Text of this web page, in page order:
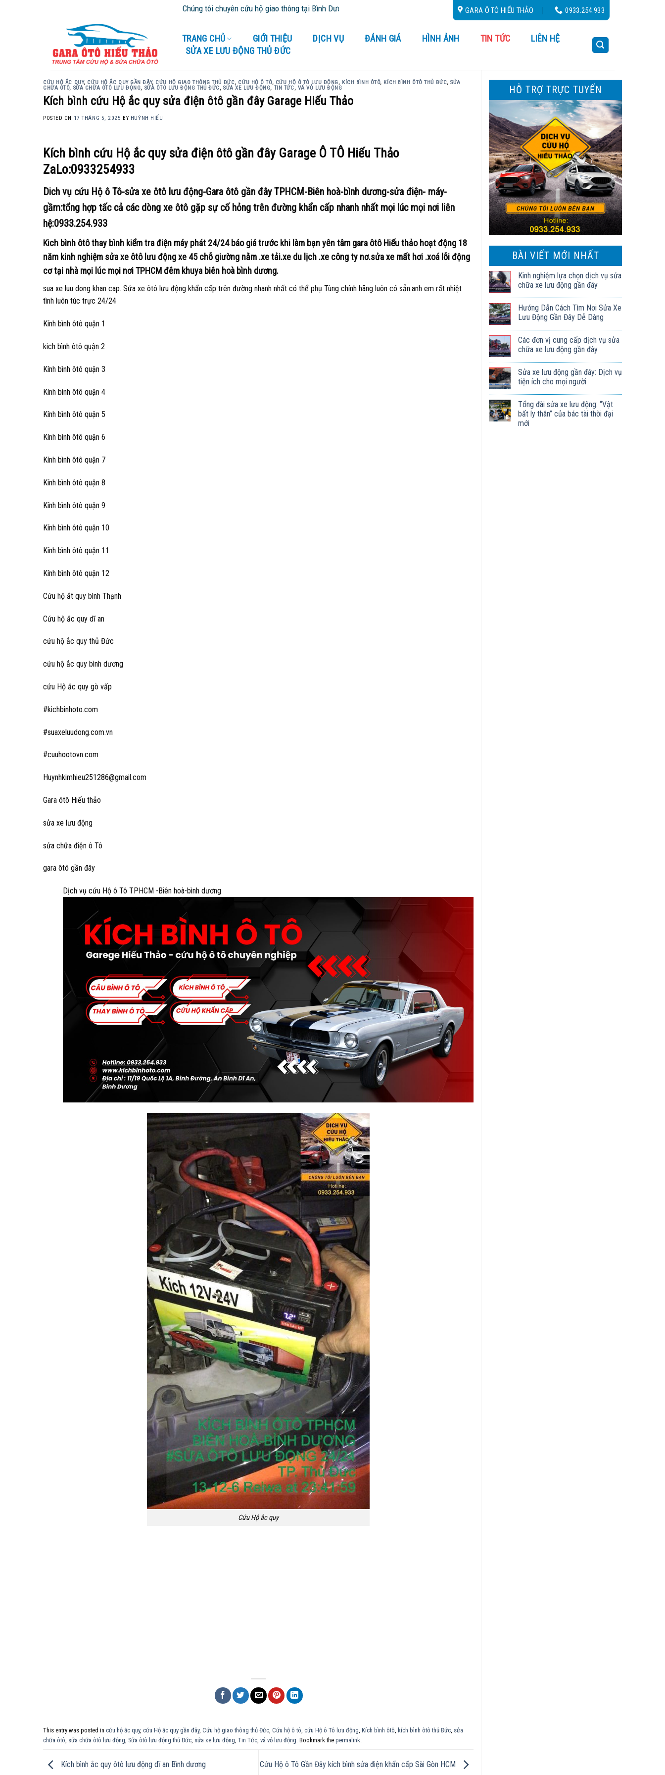
Chúng tôi chuyên cứu hộ giao thông tại Bình Dương và tỉnh thành lân cận - Cứu Hộ 24/24 GARA Ô TÔ HIẾU THẢO 0933.254.933
TRANG CHỦ GIỚI THIỆU DỊCH VỤ ĐÁNH GIÁ HÌNH ẢNH TIN TỨC
LIÊN HỆ
SỬA XE LƯU ĐỘNG THỦ ĐỨC
CỨU HỘ ẮC QUY, CỨU HỘ ẮC QUY GẦN ĐÂY, CỨU HỘ GIAO THÔNG THỦ ĐỨC, CỨU HỘ Ô TÔ, CỨU HỘ Ô TÔ LƯU ĐỘNG, KÍCH BÌNH ÔTÔ, KÍCH BÌNH ÔTÔ THỦ ĐỨC,SỬA
CHỮA ÔTÔ, SỬA CHỮA ÔTÔ LƯU ĐỘNG, SỬA ÔTÔ LƯU ĐỘNG THỦ ĐỨC,SỬA XE LƯU ĐỘNG, TIN TỨC, VÁ VỎ LƯU ĐỘNG
Kích bình cứu Hộ ắc quy sửa điện ôtô gần đây Garage Hiếu Thảo
POSTED ON 17 THÁNG 5, 2025 BY HUỲNH HIẾU
Kích bình cứu Hộ ắc quy sửa điện ôtô gần đây Garage Ô TÔ Hiếu Thảo
ZaLo:0933254933
Dich vụ cứu Hộ ô Tô-sửa xe ôtô lưu động-Gara ôtô gần đây TPHCM-Biên hoà-bình dương-sửa điện- máy-
gầm:tổng hợp tấc cả các dòng xe ôtô gặp sự cố hỏng trên đường khẩn cấp nhanh nhất mọi lúc mọi nơi liên
hệ:0933.254.933
Kich bình ôtô thay bình kiểm tra điện máy phát 24/24 báo giá trước khi làm bạn yên tâm gara ôtô Hiếu thảo hoạt động 18
năm kinh nghiệm sửa xe ôtô lưu động xe 45 chỗ giường nằm .xe tải.xe du lịch .xe công ty nơ.sửa xe mất hơi .xoá lỗi động
cơ tại nhà mọi lúc mọi nơi TPHCM đêm khuya biên hoà bình dương.
sua xe luu dong khan cap. Sửa xe ôtô lưu động khẩn cấp trên đường nhanh nhất có thể phụ Tùng chính hãng luôn có sẵn.anh em rất nhiệt
tình luôn túc trực 24/24
Kính bình ôtô quận 1
kich bình ôtô quận 2
Kính bình ôtô quận 3
Kính bình ôtô quận 4
Kính bình ôtô quận 5
Kính bình ôtô quận 6
Kính bình ôtô quận 7
Kính bình ôtô quận 8
Kính bình ôtô quận 9
Kính bình ôtô quận 10
Kính bình ôtô quận 11
Kính bình ôtô quận 12
Cứu hộ ắt quy bình Thạnh
Cứu hộ ắc quy dĩ an
cứu hộ ắc quy thủ Đức
cứu hộ ắc quy bình dương
cứu Hộ ắc quy gò vấp
#kichbinhoto.com
#suaxeluudong.com.vn
#cuuhootovn.com
Huynhkimhieu251286@gmail.com
Gara ôtô Hiếu thảo
sửa xe lưu động
sửa chữa điện ô Tô
gara ôtô gần đây
Dịch vụ cứu Hộ ô Tô TPHCM -Biên hoà-bình dương
Cứu Hộ ắc quy
This entry was posted in cứu hộ ắc quy, cứu Hộ ắc quy gần đây, Cứu hộ giao thông thủ Đức Cứu hộ ô tô cứu Hộ ô Tô lưu động Kích bình ôtô kích bình ôtô thủ Đức sửa
chữa ôtô sửa chữa ôtô lưu động Sửa ôtô lưu động thủ Đức sửa xe lưu động Tin Tức vá vỏ lưu động . Bookmark the permalink
Kích bình ắc quy ôtô lưu động dĩ an Bình dương Cứu Hộ ô Tô Gần Đây kích bình sửa điện khẩn cấp Sài Gòn HCM
HỖ TRỢ TRỰC TUYẾN
BÀI VIẾT MỚI NHẤT
Kinh nghiệm lựa chọn dịch vụ sửa
chữa xe lưu động gần đây
Hướng Dẫn Cách Tìm Nơi Sửa Xe
Lưu Động Gần Đây Dễ Dàng
Các đơn vị cung cấp dịch vụ sửa
chữa xe lưu động gần đây
Sửa xe lưu động gần đây: Dịch vụ
tiện ích cho mọi người
Tổng đài sửa xe lưu động: “Vật
bất ly thân” của bác tài thời đại
mới